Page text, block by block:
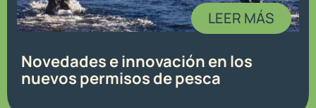
LEER MÁS
Novedades e innovación en los
nuevos permisos de pesca